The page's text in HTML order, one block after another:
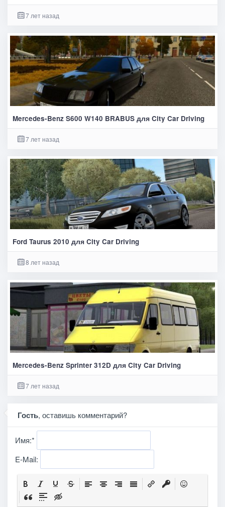
7 лет назад
Mercedes-Benz S600 W140 BRABUS для City Car Driving
7 лет назад
Ford Taurus 2010 для City Car Driving
8 лет назад
Mercedes-Benz Sprinter 312D для City Car Driving
7 лет назад
Гость, оставишь комментарий?
Имя:*
E-Mail: